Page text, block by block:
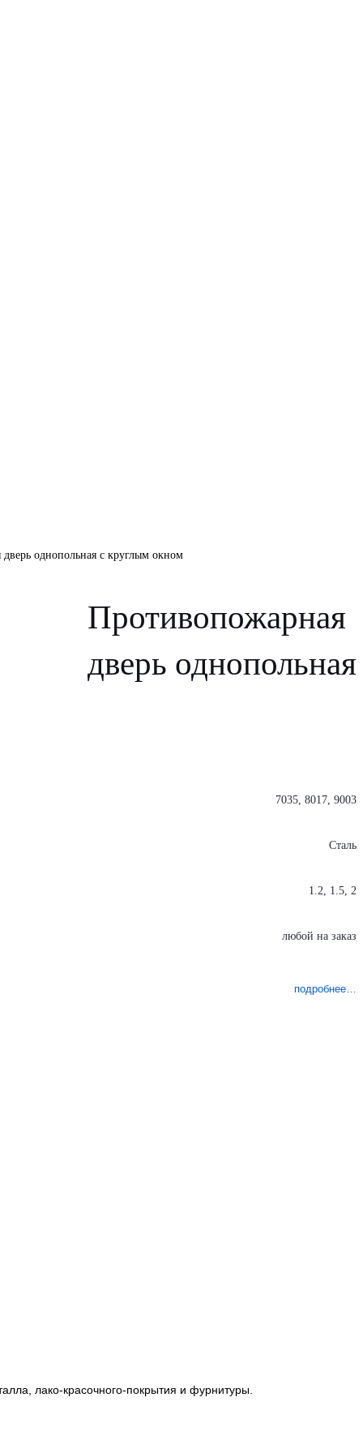
однопольная с круглым окном
Противопожарная
дверь однопольная
7035, 8017, 9003
Сталь
1.2, 1.5, 2
любой на заказ
подробнее…
лако-красочного-покрытия и фурнитуры.